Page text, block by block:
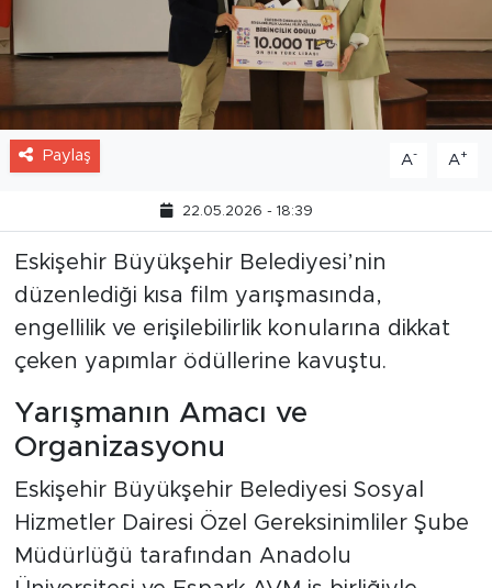
Paylaş A- A+
22.05.2026 - 18:39
Eskişehir Büyükşehir Belediyesi’nin
düzenlediği kısa film yarışmasında,
engellilik ve erişilebilirlik konularına dikkat
çeken yapımlar ödüllerine kavuştu.
Yarışmanın Amacı ve
Organizasyonu
Eskişehir Büyükşehir Belediyesi Sosyal
Hizmetler Dairesi Özel Gereksinimliler Şube
Müdürlüğü tarafından Anadolu